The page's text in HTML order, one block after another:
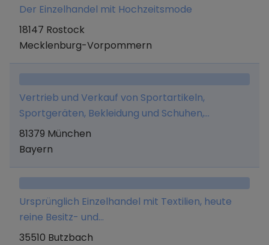
Der Einzelhandel mit Hochzeitsmode
18147 Rostock
Mecklenburg-Vorpommern
Vertrieb und Verkauf von Sportartikeln,
Sportgeräten, Bekleidung und Schuhen,
insbesondere solchen zur Ausübung des
Golfsports, in einem oder mehreren
dem ebenfalls vom Unternehmen betriebenen
Online-Shop (www.mygolfoutlet.de).
81379 München
Bayern
Ursprünglich Einzelhandel mit Textilien, heute
reine Besitz- und
Vermögensverwaltungsgesellschaft.
35510 Butzbach